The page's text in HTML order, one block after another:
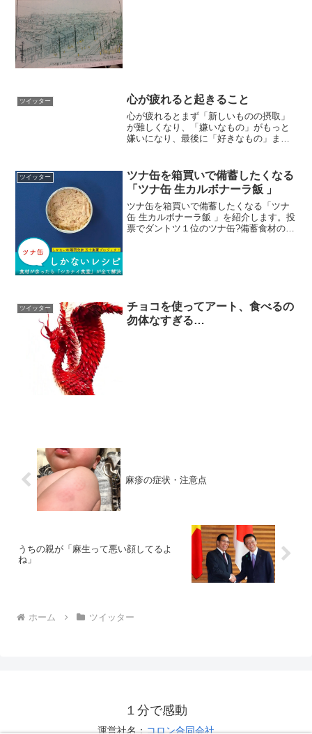
ツイッター 心が疲れると起きること
心が疲れるとまず「新しいものの摂取」
が難しくなり、「嫌いなもの」がもっと
嫌いになり、最後に「好きなもの」まで
ぶ文庫四杯目発売 (@osaka_seventeen)
...
ツイッター
ツナ缶を箱買いで備蓄したくなる
「ツナ缶 生カルボナーラ飯 」
ツナ缶を箱買いで備蓄したくなる「ツナ
缶 生カルボナーラ飯 」を紹介します。投
票でダントツ１位のツナ缶?備蓄食材のみ
ツイッター
チョコを使ってアート、食べるの
勿体なすぎる…
麻疹の症状・注意点
うちの親が「麻生って悪い顔してるよ
ね」
ホーム ツイッター
１分で感動
運営社名：コロン合同会社